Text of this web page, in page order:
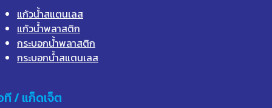
แก้วน้ำสแตนเลส
แก้วน้ำพลาสติก
กระบอกน้ำพลาสติก
กระบอกน้ำสแตนเลส
ที / แก็ดเจ็ต